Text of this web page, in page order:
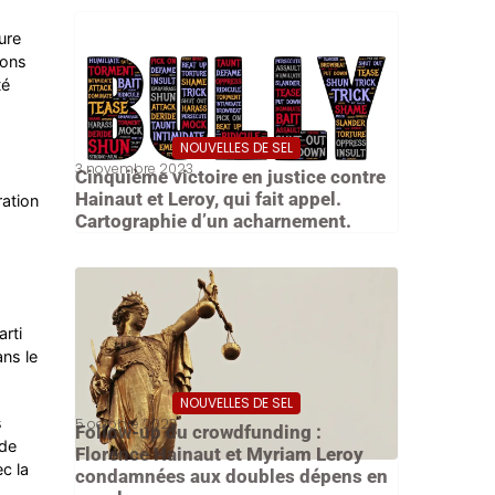
le
la
NOUVELLES DE SEL
3 novembre 2023
Cinquième victoire en justice contre
Hainaut et Leroy, qui fait appel.
Cartographie d’un acharnement.
NOUVELLES DE SEL
5 octobre 2023
Follow-up du crowdfunding :
Florence Hainaut et Myriam Leroy
condamnées aux doubles dépens en